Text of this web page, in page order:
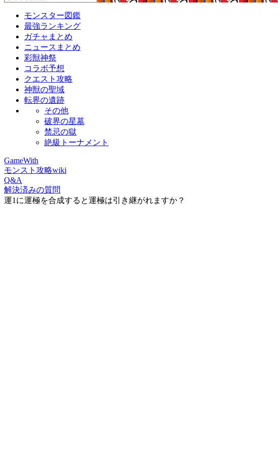
モンスター図鑑
最強ランキング
ガチャまとめ
ニュースまとめ
彩獣神祭
コラボ予想
クエスト攻略
神獣の聖域
転界の遺跡
その他
破界の星墓
禁忌の獄
絶級トーナメント
GameWith
モンスト攻略wiki
Q&A
解決済みの質問
運1に運極を合成すると運極は引き継がれますか？